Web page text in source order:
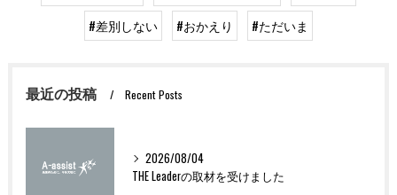
#差別しない
#おかえり #ただいま
最近の投稿 Recent Posts
2026/08/04
THE Leaderの取材を受けました